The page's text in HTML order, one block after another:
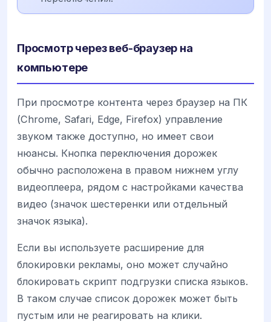
Просмотр через веб-браузер на
компьютере
При просмотре контента через браузер на ПК
(Chrome, Safari, Edge, Firefox) управление
звуком также доступно, но имеет свои
нюансы. Кнопка переключения дорожек
обычно расположена в правом нижнем углу
видеоплеера, рядом с настройками качества
видео (значок шестеренки или отдельный
значок языка).
Если вы используете расширение для
блокировки рекламы, оно может случайно
блокировать скрипт подгрузки списка языков.
В таком случае список дорожек может быть
пустым или не реагировать на клики.